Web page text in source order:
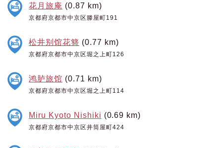
花月旅庵 (0.87 km)
京都府京都市中京区滕屋町191
松井别馆花簪 (0.77 km)
京都府京都市中京区堀之上町126
鸿胪旅馆 (0.71 km)
京都府京都市中京区堀之上町114
Miru Kyoto Nishiki (0.69 km)
京都府京都市中京区井筒屋町424